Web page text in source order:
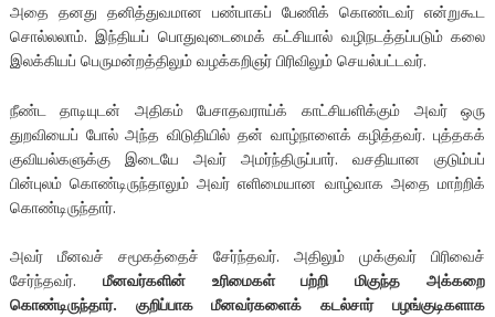
அதை தனது தனித்துவமான பண்பாகப் பேணிக் கொண்டவர் என்றுகூட
சொல்லலாம். இந்தியப் பொதுவுடைமைக் கட்சியால் வழிநடத்தப்படும் கலை
இலக்கியப் பெருமன்றத்திலும் வழக்கறிஞர் பிரிவிலும் செயல்பட்டவர்.
நீண்ட தாடியுடன் அதிகம் பேசாதவராய்க் காட்சியளிக்கும் அவர் ஒரு
துறவியைப் போல் அந்த விடுதியில் தன் வாழ்நாளைக் கழித்தவர். புத்தகக்
குவியல்களுக்கு இடையே அவர் அமர்ந்திருப்பார். வசதியான குடும்பப்
பின்புலம் கொண்டிருந்தாலும் அவர் எளிமையான வாழ்வாக அதை மாற்றிக்
கொண்டிருந்தார்.
அவர் மீனவச் சமூகத்தைச் சேர்ந்தவர். அதிலும் முக்குவர் பிரிவைச்
சேர்ந்தவர். மீனவர்களின் உரிமைகள் பற்றி மிகுந்த அக்கறை
கொண்டிருந்தார். குறிப்பாக மீனவர்களைக் கடல்சார் பழங்குடிகளாக